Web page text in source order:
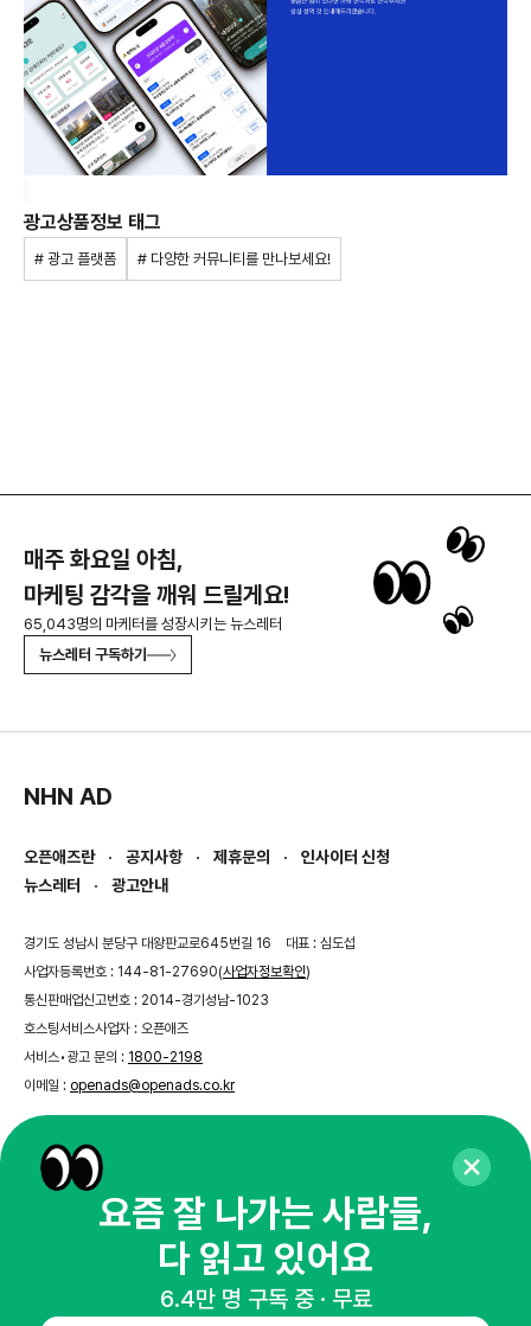
광고상품정보 태그
# 광고 플랫폼 # 다양한 커뮤니티를 만나보세요!
매주 화요일 아침,
마케팅 감각을 깨워 드릴게요!
65,043명의 마케터를 성장시키는 뉴스레터
뉴스레터 구독하기
NHN AD
오픈애즈란 공지사항 제휴문의
인사이터 신청
뉴스레터
광고안내
경기도 성남시 분당구 대왕판교로645번길 16
대표 : 심도섭
사업자등록번호 : 144-81-27690(사업자정보확인)
통신판매업신고번호 : 2014-경기성남-1023
호스팅서비스사업자 : 오픈애즈
서비스•광고 문의 : 1800-2198
이메일 : openads@openads.co.kr
이용약관개인정보처리방침
threadkakaotalk
© NHN AD. All rights reserved.
요즘 잘 나가는 사람들,
다 읽고 있어요
6.4만 명 구독 중 · 무료